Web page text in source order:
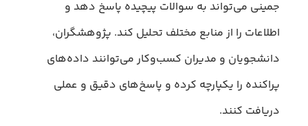
جمینی می‌تواند به سوالات پیچیده پاسخ دهد و
اطلاعات را از منابع مختلف تحلیل کند. پژوهشگران،
دانشجویان و مدیران کسب‌وکار می‌توانند داده‌های
پراکنده را یکپارچه کرده و پاسخ‌های دقیق و عملی
دریافت کنند.